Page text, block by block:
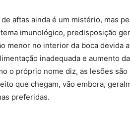
aftas ainda é um mistério, mas
imunológico, predisposição
menor no interior da boca devida
inadequada e aumento
o próprio nome diz, as lesões
que chegam, vão embora,
preferidas.